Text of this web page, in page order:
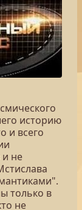
историю
и всего
и не
только в
не